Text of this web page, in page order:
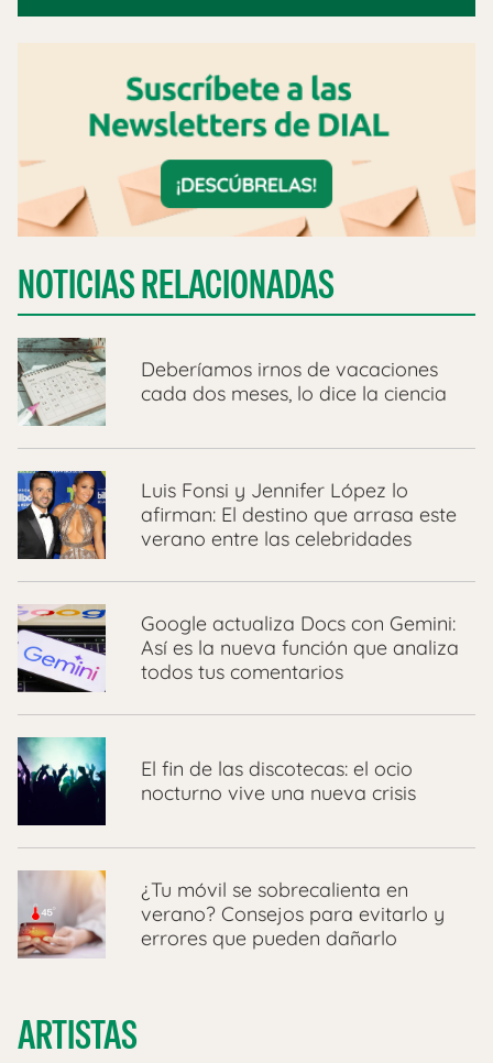
NOTICIAS RELACIONADAS
Deberíamos irnos de vacaciones
cada dos meses, lo dice la ciencia
Luis Fonsi y Jennifer López lo
afirman: El destino que arrasa este
verano entre las celebridades
Google actualiza Docs con Gemini:
Así es la nueva función que analiza
todos tus comentarios
El fin de las discotecas: el ocio
nocturno vive una nueva crisis
¿Tu móvil se sobrecalienta en
verano? Consejos para evitarlo y
errores que pueden dañarlo
ARTISTAS